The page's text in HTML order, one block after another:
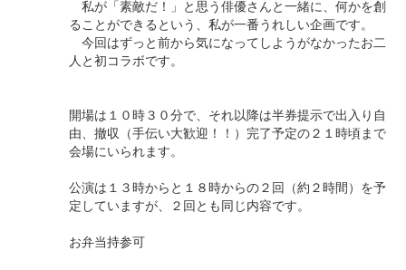
私が「素敵だ！」と思う俳優さんと一緒に、何かを創
ることができるという、私が一番うれしい企画です。
今回はずっと前から気になってしようがなかったお二
人と初コラボです。
開場は１０時３０分で、それ以降は半券提示で出入り自
由、撤収（手伝い大歓迎！！）完了予定の２１時頃まで
会場にいられます。
公演は１３時からと１８時からの２回（約２時間）を予
定していますが、２回とも同じ内容です。
お弁当持参可